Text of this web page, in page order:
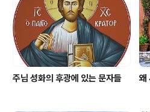
주님 성화의 후광에 있는 문자들 왜